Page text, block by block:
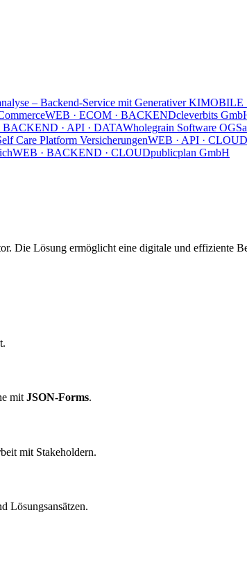
– Backend-Service mit Generativer KIMOBILE
WEB · ECOM · BACKENDcleverbits
· API · DATAWholegrain Software OG
Care Platform VersicherungenWEB · API · CLOUD
WEB · BACKEND · CLOUDpublicplan GmbH
Die Lösung ermöglicht eine digitale und effiziente
mitJSON-Forms.
mit Stakeholdern.
Lösungsansätzen.